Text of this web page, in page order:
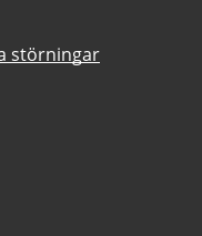
störningar